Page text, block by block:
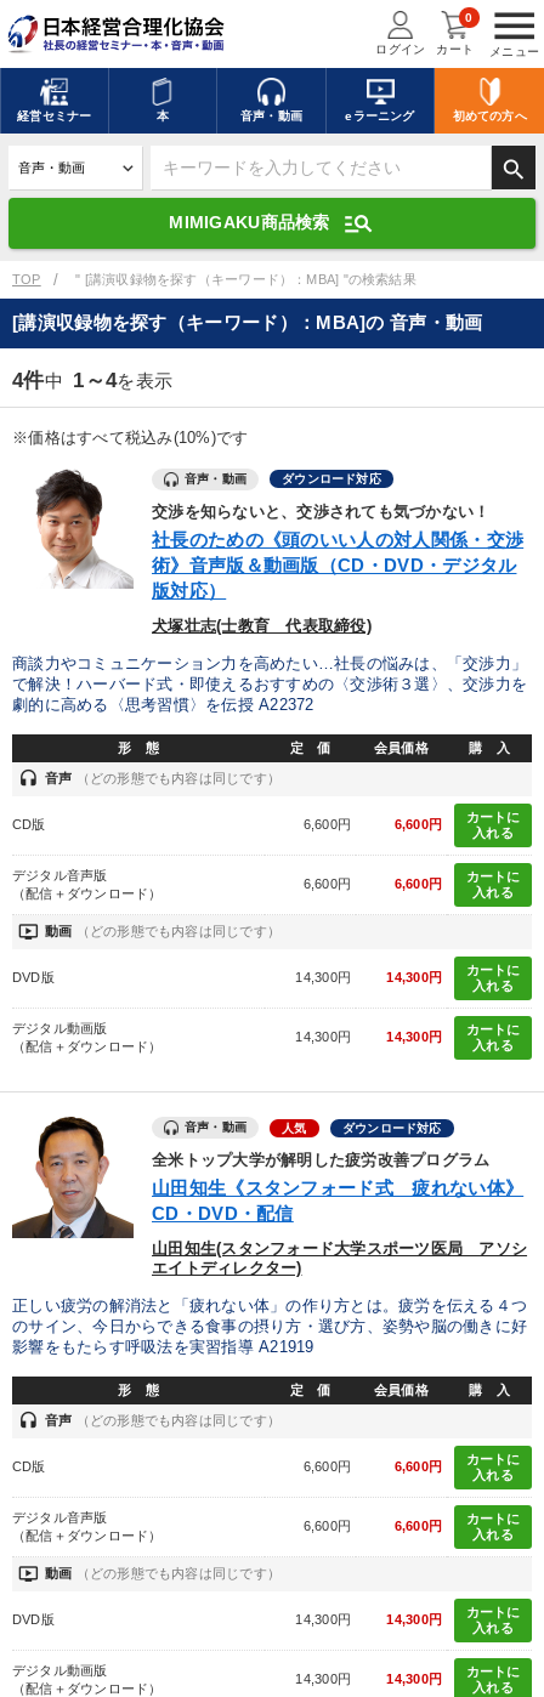
menu
メニュー
ログイン カート
0
経営セミナー 本 音声・動画 eラーニング 初めての方へ
search
MIMIGAKU商品検索 manage_search
キーワードを入力して探す
デジタル版対応のみ検索結果に表示する
search 上記の条件で検索
mic 講演収録物を探す
全国経営者セミナー講演収録物（全1315タイトル）からお探しいただけ
ます
カテゴリー
優秀各社の智恵と戦略 事業家のロマンと経営
リーダーの器量を学ぶ
テーマ
社員が自律的に動き出す組織づくり
歴史・古典に学ぶ実務講話
2026年夏季全国経営者セミナー収録講演ＣＤ・講演ＤＶＤ・デジ
タル版（音声／動画ストリーミング・ダウンロード）
営業・社員研修
経営者のための《音声・動画で学ぶ》講演シリーズ
製造業 卸売・小売・飲食業 建設・不動産業
IT・サービス・金融業 コンサルタント
キーワード
銀行交渉 DX
ondemand_video 経営音声・動画を探す refresh 更新する
しいただけます
カテゴリー
TOP " [講演収録物を探す（キーワード）：MBA] "の検索結果
[講演収録物を探す（キーワード）：MBA]の 音声・動画
4件中 1～4を表示
※価格はすべて税込み(10%)です
音声・動画 ダウンロード対応
交渉を知らないと、交渉されても気づかない！
社長のための《頭のいい人の対人関係・交渉
術》音声版＆動画版（CD・DVD・デジタル
版対応）
犬塚壮志(士教育 代表取締役)
商談力やコミュニケーション力を高めたい…社長の悩みは、「交渉力」
で解決！ハーバード式・即使えるおすすめの〈交渉術３選〉、交渉力を
劇的に高める〈思考習慣〉を伝授 A22372
形 態 定 価 会員価格 購 入
headset 音声 （どの形態でも内容は同じです）
CD版 6,600円 6,600円
カートに
入れる
デジタル音声版
（配信＋ダウンロード）
6,600円 6,600円
カートに
入れる
ondemand_video 動画 （どの形態でも内容は同じです）
DVD版 14,300円 14,300円
カートに
入れる
デジタル動画版
（配信＋ダウンロード）
14,300円 14,300円
カートに
入れる
音声・動画 人気 ダウンロード対応
全米トップ大学が解明した疲労改善プログラム
山田知生《スタンフォード式 疲れない体》
CD・DVD・配信
山田知生(スタンフォード大学スポーツ医局 アソシ
エイトディレクター)
正しい疲労の解消法と「疲れない体」の作り方とは。疲労を伝える４つ
のサイン、今日からできる食事の摂り方・選び方、姿勢や脳の働きに好
影響をもたらす呼吸法を実習指導 A21919
形 態 定 価 会員価格 購 入
headset 音声 （どの形態でも内容は同じです）
CD版 6,600円 6,600円
カートに
入れる
デジタル音声版
（配信＋ダウンロード）
6,600円 6,600円
カートに
入れる
ondemand_video 動画 （どの形態でも内容は同じです）
DVD版 14,300円 14,300円
カートに
入れる
デジタル動画版
（配信＋ダウンロード）
14,300円 14,300円
カートに
入れる